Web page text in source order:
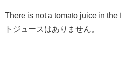
There is nota tomato juice in
トジュースはありません。